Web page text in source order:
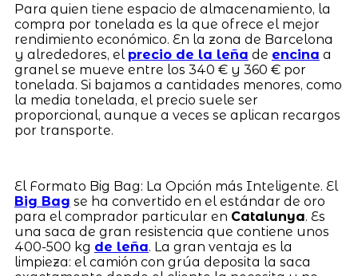
Para quien tiene espacio de almacenamiento, la
compra por tonelada es la que ofrece el mejor
rendimiento económico. En la zona de Barcelona
y alrededores, el precio de la leña de encina a
granel se mueve entre los 340 € y 360 € por
tonelada. Si bajamos a cantidades menores, como
la media tonelada, el precio suele ser
proporcional, aunque a veces se aplican recargos
por transporte.
El Formato Big Bag: La Opción más Inteligente. El
Big Bag se ha convertido en el estándar de oro
para el comprador particular en Catalunya. Es
una saca de gran resistencia que contiene unos
400-500 kg de leña. La gran ventaja es la
limpieza: el camión con grúa deposita la saca